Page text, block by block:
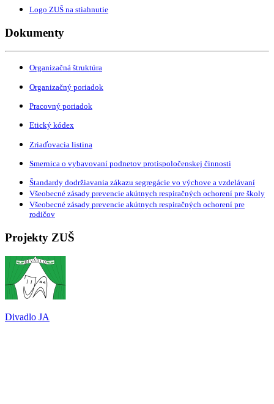
Logo ZUŠ na stiahnutie
Dokumenty
Organizačná štruktúra
Organizačný poriadok
Pracovný poriadok
Etický kódex
Zriaďovacia listina
Smernica o vybavovaní podnetov protispoločenskej činnosti
Štandardy dodržiavania zákazu segregácie vo výchove a vzdelávaní
Všeobecné zásady prevencie akútnych respiračných ochorení pre školy
Všeobecné zásady prevencie akútnych respiračných ochorení pre
rodičov
Projekty ZUŠ
Divadlo JA